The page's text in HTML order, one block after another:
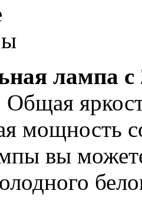
лампа
Общая
мощность
вы